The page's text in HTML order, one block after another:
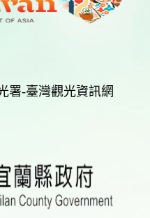
署-臺灣觀光資訊網